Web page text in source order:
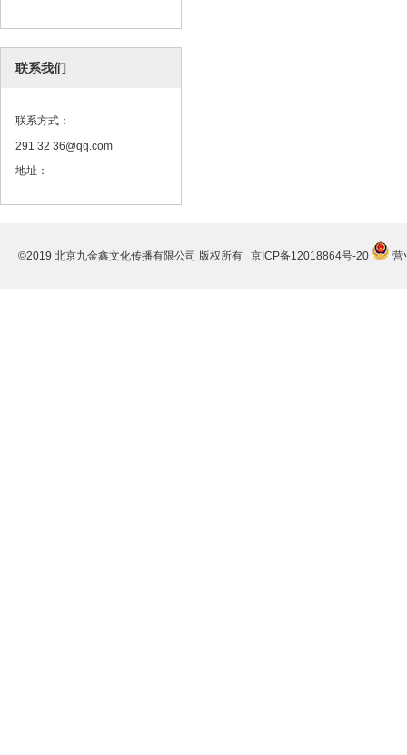
联系我们
联系方式：
291 32 36@qq.com
地址：
©2019 北京九金鑫文化传播有限公司 版权所有 京ICP备12018864号-20 营